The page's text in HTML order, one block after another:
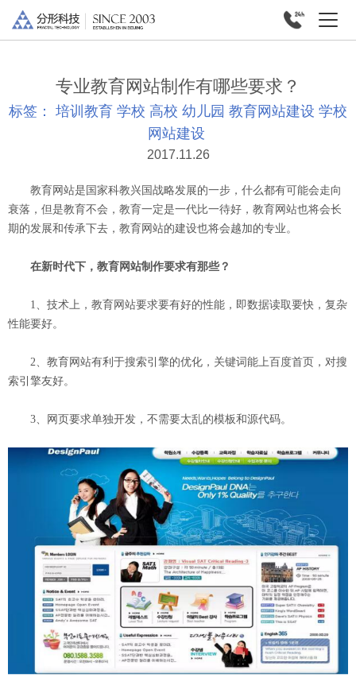
专业教育网站制作有哪些要求？
标签： 培训教育 学校 高校 幼儿园 教育网站建设 学校
网站建设
2017.11.26
教育网站是国家科教兴国战略发展的一步，什么都有可能会走向
衰落，但是教育不会，教育一定是一代比一待好，教育网站也将会长
期的发展和传承下去，教育网站的建设也将会越加的专业。
在新时代下，教育网站制作要求有那些？
1、技术上，教育网站要求要有好的性能，即数据读取要快，复杂
性能要好。
2、教育网站有利于搜索引擎的优化，关键词能上百度首页，对搜
索引擎友好。
3、网页要求单独开发，不需要太乱的模板和源代码。